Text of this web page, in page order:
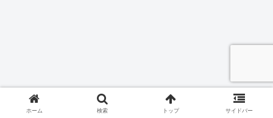
ホーム 検索 トップ サイドバー